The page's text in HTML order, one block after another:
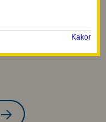
→
Kakor